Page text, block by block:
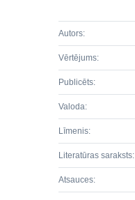
Autors:
Vērtējums:
Publicēts:
Valoda:
Līmenis:
Literatūras saraksts:
Atsauces: